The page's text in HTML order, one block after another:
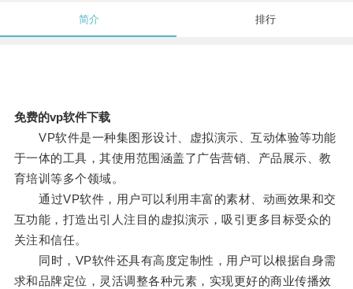
简介 排行
免费的vp软件下载
VP软件是一种集图形设计、虚拟演示、互动体验等功能
于一体的工具，其使用范围涵盖了广告营销、产品展示、教
育培训等多个领域。
通过VP软件，用户可以利用丰富的素材、动画效果和交
互功能，打造出引人注目的虚拟演示，吸引更多目标受众的
关注和信任。
同时，VP软件还具有高度定制性，用户可以根据自身需
求和品牌定位，灵活调整各种元素，实现更好的商业传播效